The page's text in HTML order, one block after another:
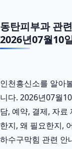
동탄피부과 관
2026년07월10
인천흥신소를 알아
니다. 2026년07월
담, 예약, 결제, 자
한지, 왜 필요한지,
하수구막힘 관련 안